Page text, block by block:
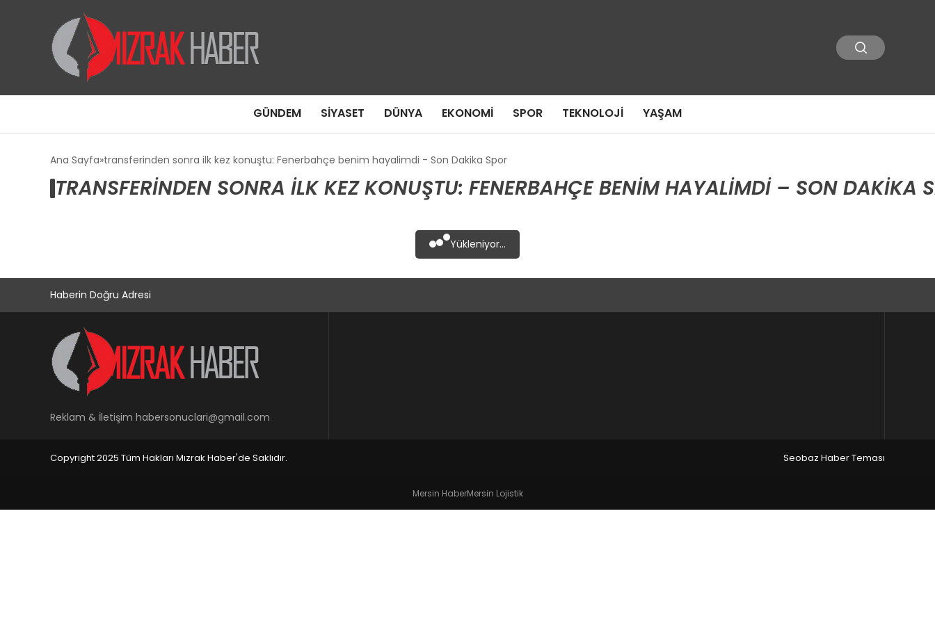
GÜNDEM SIYASET DÜNYA EKONOMI SPOR TEKNOLOJI YAŞAM
Ana Sayfa transferinden sonra ilk kez konuştu: Fenerbahçe benim hayalimdi - Son Dakika Spor
TRANSFERINDEN SONRA ILK KEZ KONUŞTU: FENERBAHÇE BENIM HAYALIMDI – SON DAKIKA
Yükleniyor...
Haberin Doğru Adresi
Reklam & İletişim habersonuclari@gmail.com
Copyright 2025 Tüm Hakları Mızrak Haber'de Saklıdır. Seobaz Haber Teması
Mersin HaberMersin Lojistik